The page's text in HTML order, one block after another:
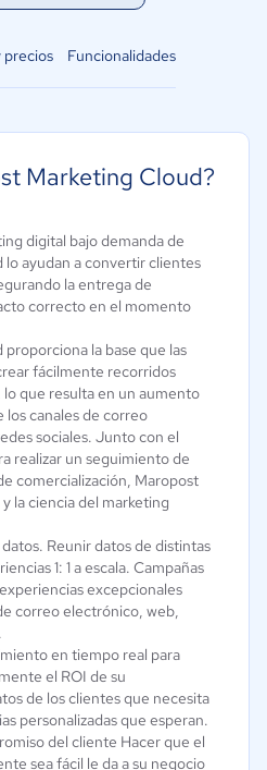
precios Funcionalidades
Marketing Cloud?
digital bajo demanda de
ayudan a convertir clientes
la entrega de
correcto en el momento
la base que las
fácilmente recorridos
que resulta en un aumento
los canales de correo
sociales. Junto con el
realizar un seguimiento de
comercialización, Maropost
la ciencia del marketing
Reunir datos de distintas
1: 1 a escala. Campañas
excepcionales
correo electrónico, web,
en tiempo real para
el ROI de su
de los clientes que necesita
personalizadas que esperan.
del cliente Hacer que el
sea fácil le da a su negocio